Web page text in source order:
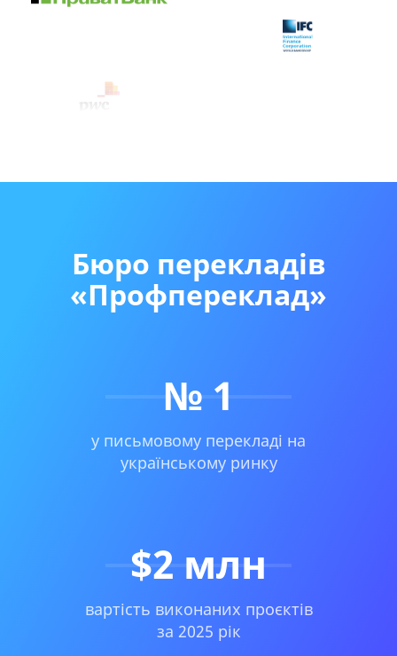
Бюро перекладів
«Профпереклад»
№ 1
у письмовому перекладі на
українському ринку
$2 млн
вартість виконаних проєктів
за 2025 рік